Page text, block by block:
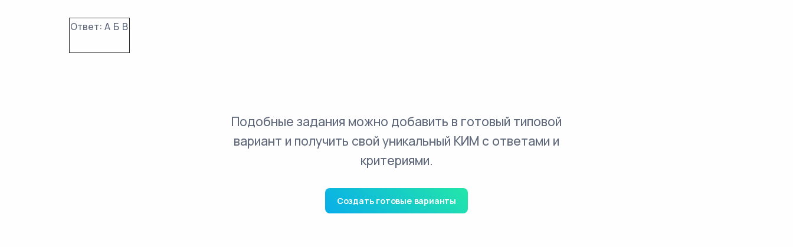
Ответ: А Б В
Подобные задания можно добавить в готовый типовой
вариант и получить свой уникальный КИМ с ответами и
критериями.
Создать готовые варианты